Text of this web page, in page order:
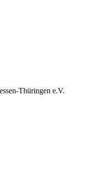
Thüringen e.V.